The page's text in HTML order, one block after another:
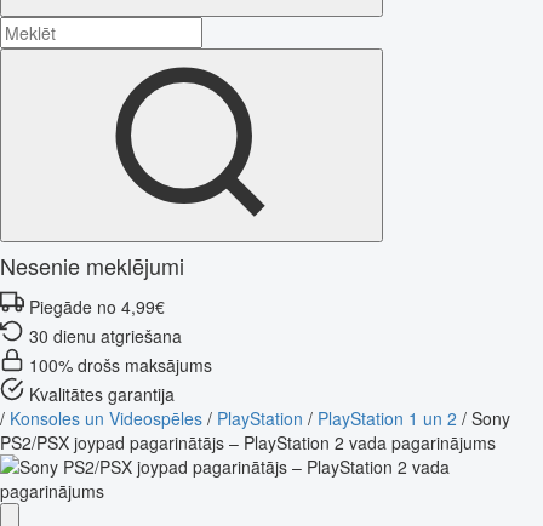
Nesenie meklējumi
Piegāde no 4,99€
30 dienu atgriešana
100% drošs maksājums
Kvalitātes garantija
/ Konsoles un Videospēles / PlayStation / PlayStation 1 un 2 / Sony
PS2/PSX joypad pagarinātājs – PlayStation 2 vada pagarinājums